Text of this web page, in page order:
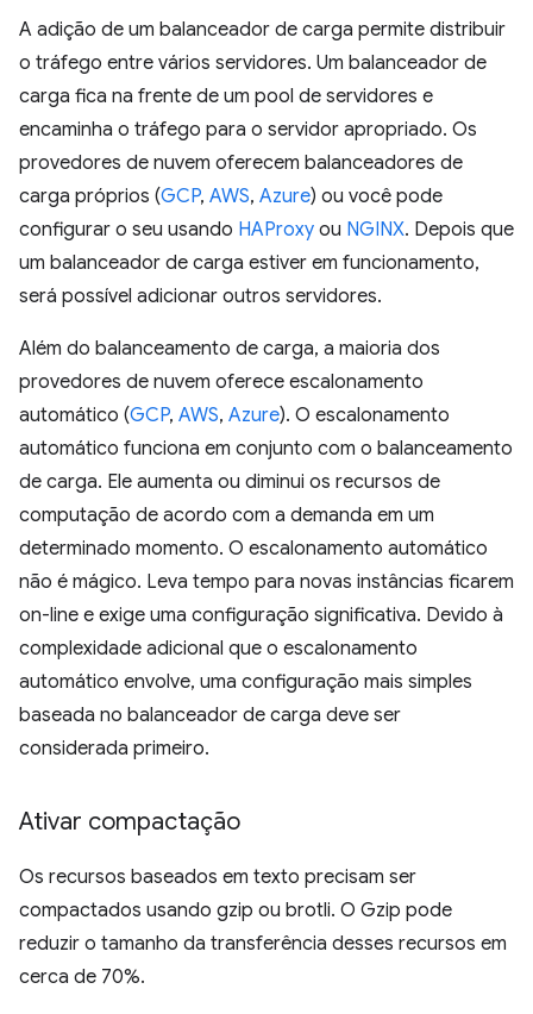
A adição de um balanceador de carga permite distribuir
o tráfego entre vários servidores. Um balanceador de
carga fica na frente de um pool de servidores e
encaminha o tráfego para o servidor apropriado. Os
provedores de nuvem oferecem balanceadores de
carga próprios (GCP, AWS, Azure) ou você pode
configurar o seu usando HAProxy ou NGINX. Depois que
um balanceador de carga estiver em funcionamento,
será possível adicionar outros servidores.
Além do balanceamento de carga, a maioria dos
provedores de nuvem oferece escalonamento
automático (GCP, AWS, Azure). O escalonamento
automático funciona em conjunto com o balanceamento
de carga. Ele aumenta ou diminui os recursos de
computação de acordo com a demanda em um
determinado momento. O escalonamento automático
não é mágico. Leva tempo para novas instâncias ficarem
on-line e exige uma configuração significativa. Devido à
complexidade adicional que o escalonamento
automático envolve, uma configuração mais simples
baseada no balanceador de carga deve ser
considerada primeiro.
Ativar compactação
Os recursos baseados em texto precisam ser
compactados usando gzip ou brotli. O Gzip pode
reduzir o tamanho da transferência desses recursos em
cerca de 70%.